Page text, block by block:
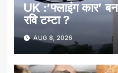
UK :’फ्लाइंग कार’
रवि टम्टा ?
AUG 8, 2026